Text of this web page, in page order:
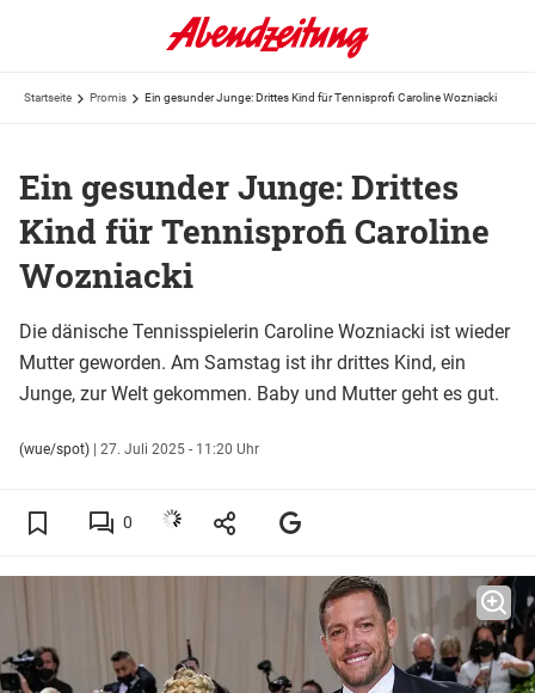
Startseite Promis Ein gesunder Junge: Drittes Kind für Tennisprofi Caroline Wozniacki
Ein gesunder Junge: Drittes
Kind für Tennisprofi Caroline
Wozniacki
Die dänische Tennisspielerin Caroline Wozniacki ist wieder
Mutter geworden. Am Samstag ist ihr drittes Kind, ein
Junge, zur Welt gekommen. Baby und Mutter geht es gut.
(wue/spot) | 27. Juli 2025 - 11:20 Uhr
0